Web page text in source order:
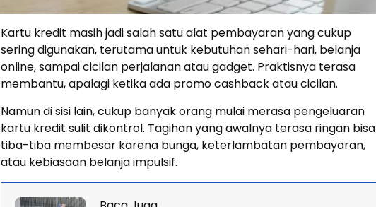
Kartu kredit masih jadi salah satu alat pembayaran yang cukup
sering digunakan, terutama untuk kebutuhan sehari-hari, belanja
online, sampai cicilan perjalanan atau gadget. Praktisnya terasa
membantu, apalagi ketika ada promo cashback atau cicilan.
Namun di sisi lain, cukup banyak orang mulai merasa pengeluaran
kartu kredit sulit dikontrol. Tagihan yang awalnya terasa ringan bisa
tiba-tiba membesar karena bunga, keterlambatan pembayaran,
atau kebiasaan belanja impulsif.